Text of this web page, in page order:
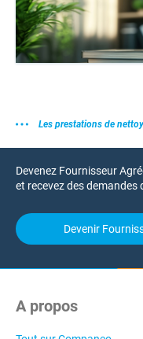
Les prestations de
Devenez Fournisseur
et recevez des demandes
Devenir
A propos